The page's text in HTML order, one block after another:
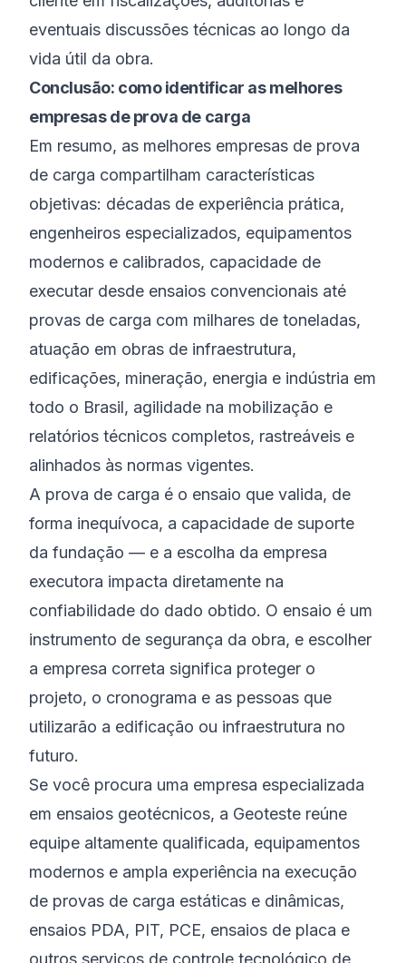
eventuais discussões técnicas ao longo da
vida útil da obra.
Conclusão: como identificar as melhores
empresas de prova de carga
Em resumo, as melhores empresas de prova
de carga compartilham características
objetivas: décadas de experiência prática,
engenheiros especializados, equipamentos
modernos e calibrados, capacidade de
executar desde ensaios convencionais até
provas de carga com milhares de toneladas,
atuação em obras de infraestrutura,
edificações, mineração, energia e indústria em
todo o Brasil, agilidade na mobilização e
relatórios técnicos completos, rastreáveis e
alinhados às normas vigentes.
A prova de carga é o ensaio que valida, de
forma inequívoca, a capacidade de suporte
da fundação — e a escolha da empresa
executora impacta diretamente na
confiabilidade do dado obtido. O ensaio é um
instrumento de segurança da obra, e escolher
a empresa correta significa proteger o
projeto, o cronograma e as pessoas que
utilizarão a edificação ou infraestrutura no
futuro.
Se você procura uma empresa especializada
em ensaios geotécnicos, a Geoteste reúne
equipe altamente qualificada, equipamentos
modernos e ampla experiência na execução
de provas de carga estáticas e dinâmicas,
ensaios PDA, PIT, PCE, ensaios de placa e
outros serviços de controle tecnológico de